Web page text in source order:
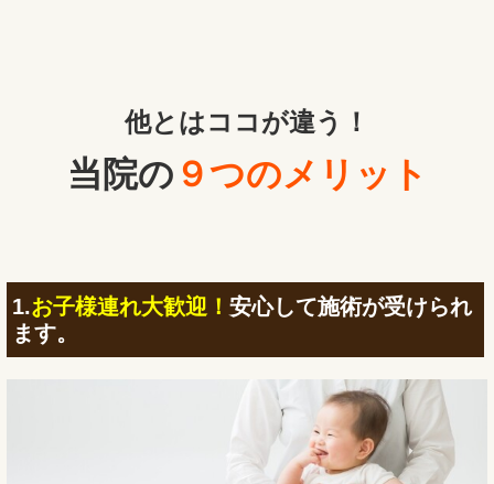
他とはココが違う！
当院の ９つのメリット
1.お子様連れ大歓迎！ 安心して施術が受けられ
ます。